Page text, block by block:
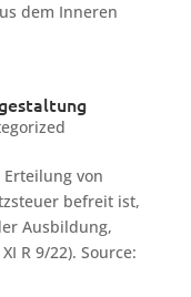
dem Inneren
Erteilung von
befreit ist,
Ausbildung,
R 9/22). Source: